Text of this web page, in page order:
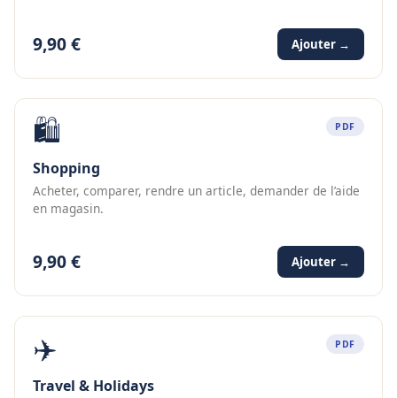
9,90 € Ajouter →
🛍️ PDF
Shopping
Acheter, comparer, rendre un article, demander de l’aide
en magasin.
9,90 € Ajouter →
✈️ PDF
Travel & Holidays